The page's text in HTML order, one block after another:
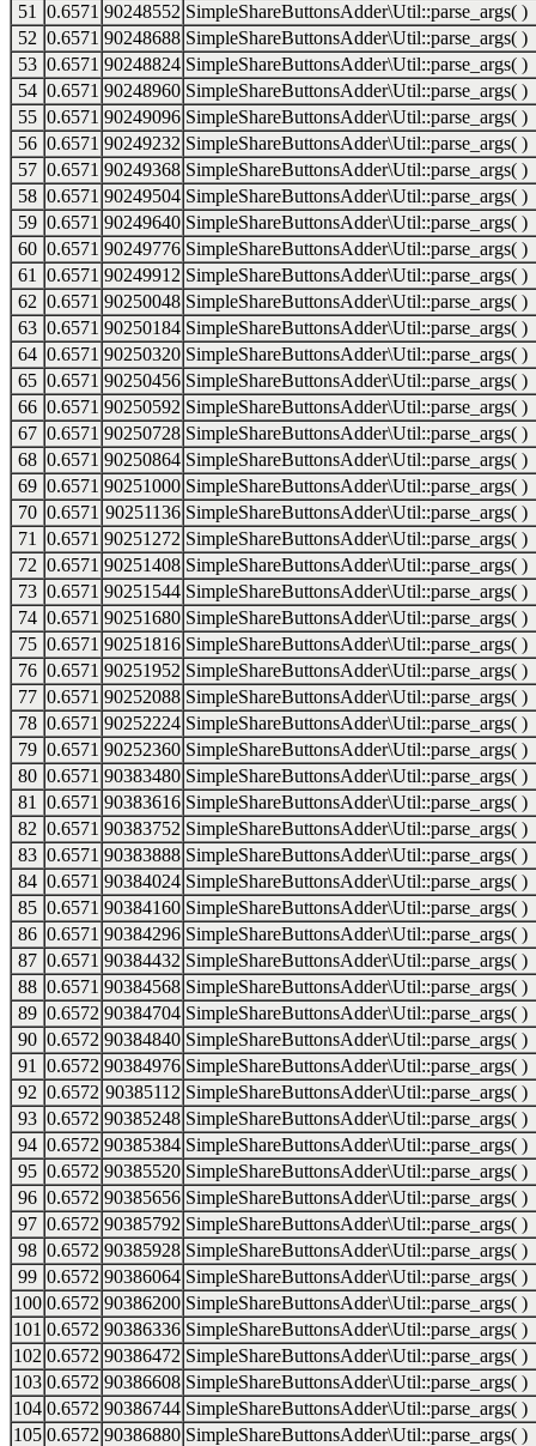
51
0.6571 90248552 SimpleShareButtonsAdder\Util::parse_args( )
52 0.6571 90248688 SimpleShareButtonsAdder\Util::parse_args( )
53 0.6571 90248824 SimpleShareButtonsAdder\Util::parse_args( )
54 0.6571 90248960 SimpleShareButtonsAdder\Util::parse_args( )
55 0.6571 90249096 SimpleShareButtonsAdder\Util::parse_args( )
56 0.6571 90249232 SimpleShareButtonsAdder\Util::parse_args( )
57 0.6571 90249368 SimpleShareButtonsAdder\Util::parse_args( )
58 0.6571 90249504 SimpleShareButtonsAdder\Util::parse_args( )
59 0.6571 90249640 SimpleShareButtonsAdder\Util::parse_args( )
60 0.6571 90249776 SimpleShareButtonsAdder\Util::parse_args( )
61
0.6571 90249912 SimpleShareButtonsAdder\Util::parse_args( )
62 0.6571 90250048 SimpleShareButtonsAdder\Util::parse_args( )
63 0.6571 90250184 SimpleShareButtonsAdder\Util::parse_args( )
64 0.6571 90250320 SimpleShareButtonsAdder\Util::parse_args( )
65 0.6571 90250456 SimpleShareButtonsAdder\Util::parse_args( )
66 0.6571 90250592 SimpleShareButtonsAdder\Util::parse_args( )
67 0.6571 90250728 SimpleShareButtonsAdder\Util::parse_args( )
68 0.6571 90250864 SimpleShareButtonsAdder\Util::parse_args( )
69 0.6571 90251000 SimpleShareButtonsAdder\Util::parse_args( )
70 0.6571 90251136 SimpleShareButtonsAdder\Util::parse_args( )
71
0.6571 90251272 SimpleShareButtonsAdder\Util::parse_args( )
72 0.6571 90251408 SimpleShareButtonsAdder\Util::parse_args( )
73 0.6571 90251544 SimpleShareButtonsAdder\Util::parse_args( )
74 0.6571 90251680 SimpleShareButtonsAdder\Util::parse_args( )
75 0.6571 90251816 SimpleShareButtonsAdder\Util::parse_args( )
76 0.6571 90251952 SimpleShareButtonsAdder\Util::parse_args( )
77 0.6571 90252088 SimpleShareButtonsAdder\Util::parse_args( )
78 0.6571 90252224 SimpleShareButtonsAdder\Util::parse_args( )
79 0.6571 90252360 SimpleShareButtonsAdder\Util::parse_args( )
80 0.6571 90383480 SimpleShareButtonsAdder\Util::parse_args( )
81
0.6571 90383616 SimpleShareButtonsAdder\Util::parse_args( )
82 0.6571 90383752 SimpleShareButtonsAdder\Util::parse_args( )
83 0.6571 90383888 SimpleShareButtonsAdder\Util::parse_args( )
84 0.6571 90384024 SimpleShareButtonsAdder\Util::parse_args( )
85 0.6571 90384160 SimpleShareButtonsAdder\Util::parse_args( )
86 0.6571 90384296 SimpleShareButtonsAdder\Util::parse_args( )
87 0.6571 90384432 SimpleShareButtonsAdder\Util::parse_args( )
88 0.6571 90384568 SimpleShareButtonsAdder\Util::parse_args( )
89 0.6572 90384704 SimpleShareButtonsAdder\Util::parse_args( )
90 0.6572 90384840 SimpleShareButtonsAdder\Util::parse_args( )
91
0.6572 90384976 SimpleShareButtonsAdder\Util::parse_args( )
92 0.6572 90385112 SimpleShareButtonsAdder\Util::parse_args( )
93 0.6572 90385248 SimpleShareButtonsAdder\Util::parse_args( )
94 0.6572 90385384 SimpleShareButtonsAdder\Util::parse_args( )
95 0.6572 90385520 SimpleShareButtonsAdder\Util::parse_args( )
96 0.6572 90385656 SimpleShareButtonsAdder\Util::parse_args( )
97 0.6572 90385792 SimpleShareButtonsAdder\Util::parse_args( )
98 0.6572 90385928 SimpleShareButtonsAdder\Util::parse_args( )
99 0.6572 90386064 SimpleShareButtonsAdder\Util::parse_args( )
100 0.6572 90386200 SimpleShareButtonsAdder\Util::parse_args( )
101 0.6572 90386336 SimpleShareButtonsAdder\Util::parse_args( )
102 0.6572 90386472 SimpleShareButtonsAdder\Util::parse_args( )
103 0.6572 90386608 SimpleShareButtonsAdder\Util::parse_args( )
104 0.6572 90386744 SimpleShareButtonsAdder\Util::parse_args( )
105 0.6572 90386880 SimpleShareButtonsAdder\Util::parse_args( )